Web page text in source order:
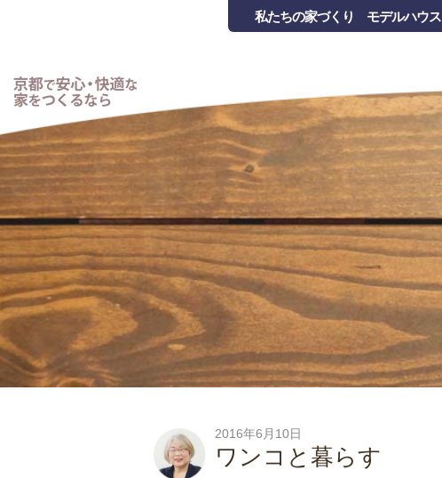
私たちの家づくり モデルハウス
2016年6月10日
ワンコと暮らす